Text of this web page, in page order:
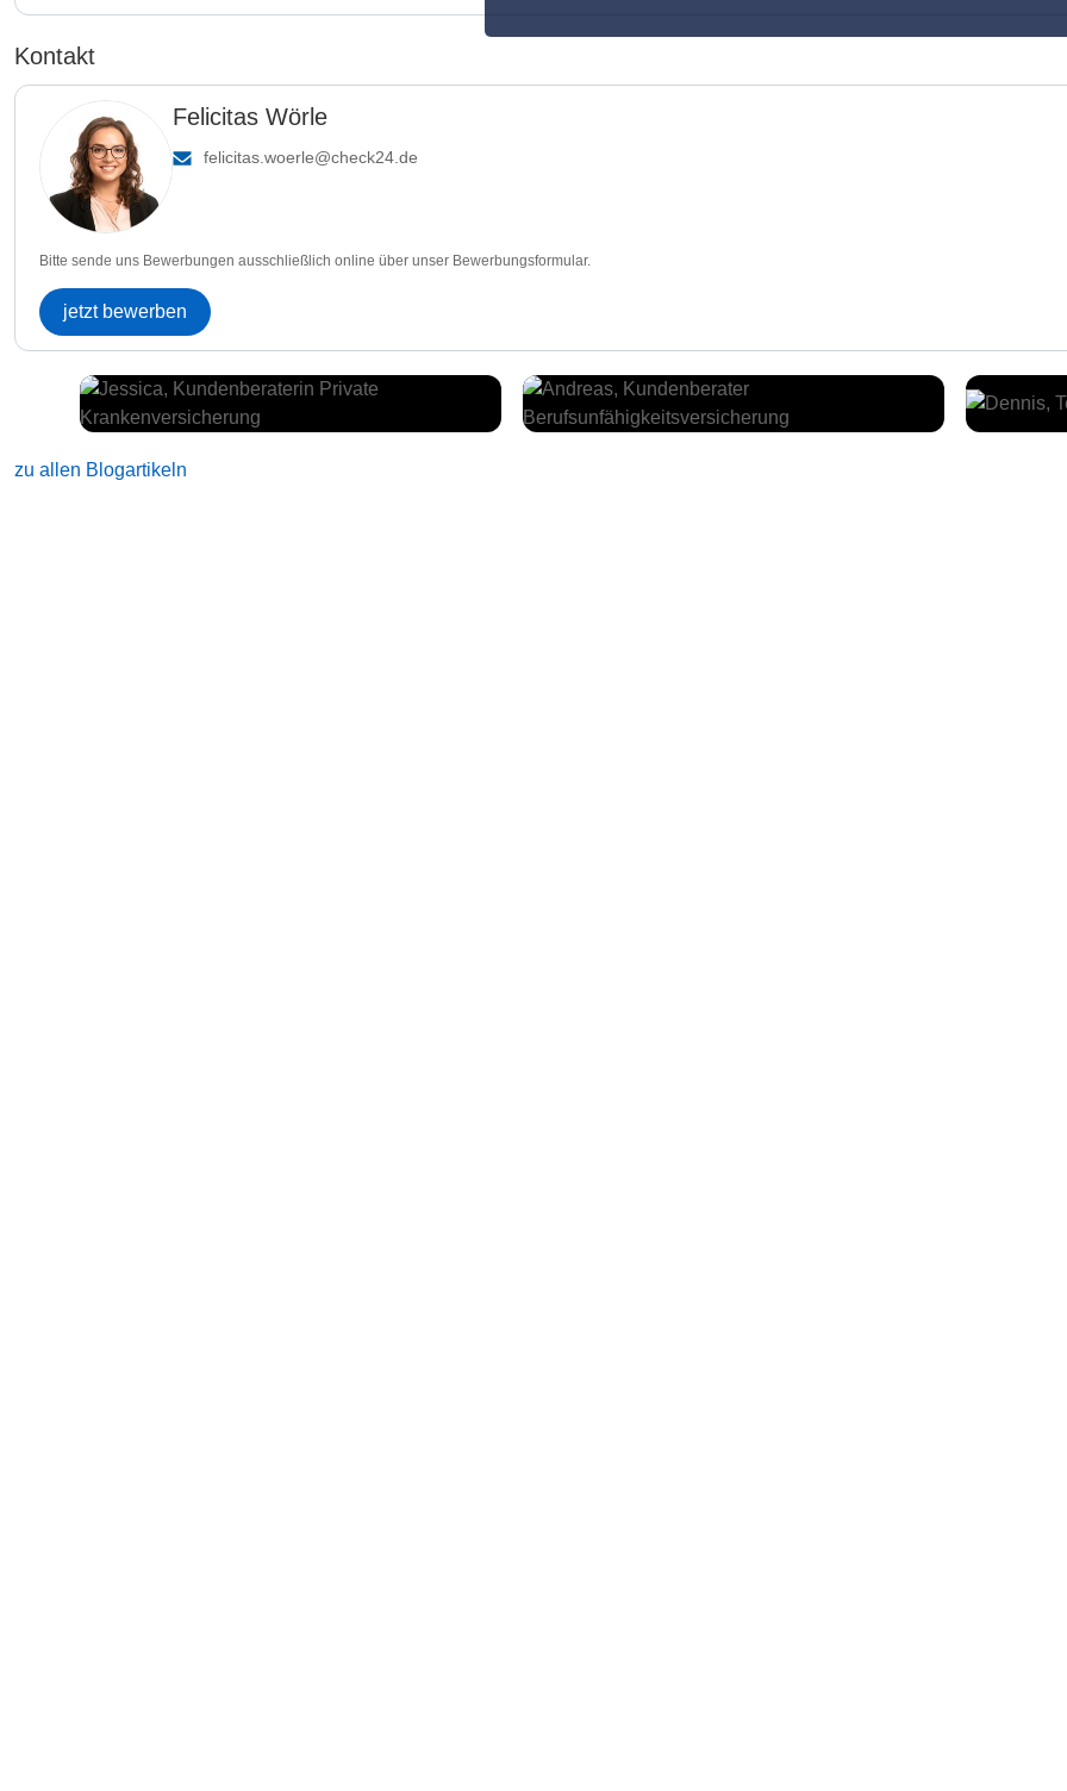
Kontakt
Felicitas Wörle
felicitas.woerle@check24.de
Bitte sende uns Bewerbungen ausschließlich online über unser Bewerbungsformular.
jetzt bewerben
zu allen Blogartikeln